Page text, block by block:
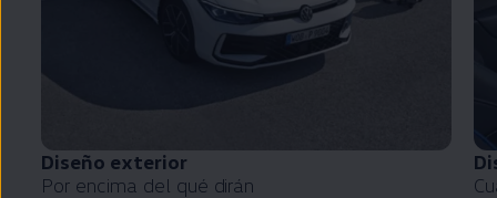
Diseño exterior
Por encima del qué dirán